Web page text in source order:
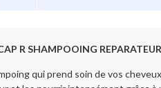
R SHAMPOOING
qui prend soin de vos